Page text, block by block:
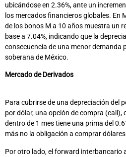
ubicándose en 2.36%, ante un
los mercados financieros globales. En
de los bonos M a 10 años muestra un
base a 7.04%, indicando que la
consecuencia de una menor demanda
soberana de México.
Mercado de Derivados
Para cubrirse de una depreciación del
por dólar, una opción de compra (call),
dentro de 1 mes tiene una prima del
más no la obligación a comprar
Por otro lado, el forward interbancario